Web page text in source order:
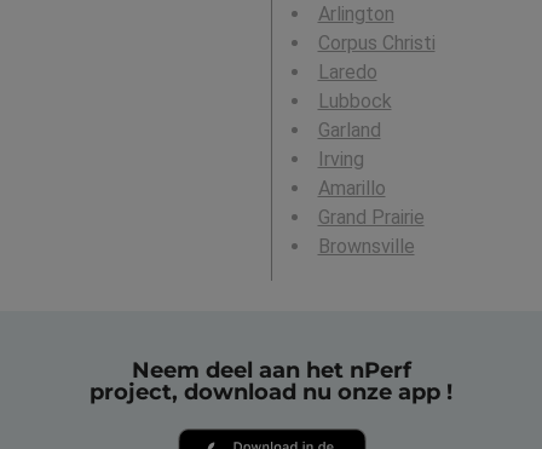
Arlington
Corpus Christi
Laredo
Lubbock
Garland
Irving
Amarillo
Grand Prairie
Brownsville
Neem deel aan het nPerf
project, download nu onze app !